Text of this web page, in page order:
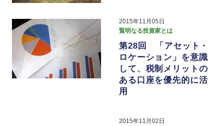
2015年11月05日
賢明なる投資家とは
第28回 「アセット・
ロケーション」を意識
して、税制メリットの
ある口座を優先的に活
用
2015年11月02日